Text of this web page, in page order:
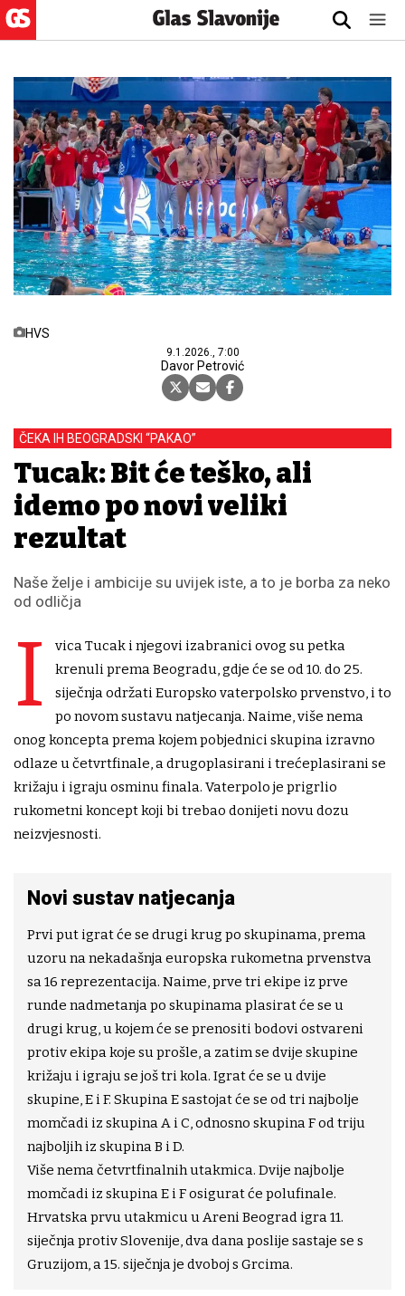
HVS
9.1.2026., 7:00
Davor Petrović
ČEKA IH BEOGRADSKI “PAKAO”
Tucak: Bit će teško, ali
idemo po novi veliki
rezultat
Naše želje i ambicije su uvijek iste, a to je borba za neko
od odličja
I
vica Tucak i njegovi izabranici ovog su petka
krenuli prema Beogradu, gdje će se od 10. do 25.
siječnja održati Europsko vaterpolsko prvenstvo, i to
po novom sustavu natjecanja. Naime, više nema
onog koncepta prema kojem pobjednici skupina izravno
odlaze u četvrtfinale, a drugoplasirani i trećeplasirani se
križaju i igraju osminu finala. Vaterpolo je prigrlio
rukometni koncept koji bi trebao donijeti novu dozu
neizvjesnosti.
Novi sustav natjecanja
Prvi put igrat će se drugi krug po skupinama, prema
uzoru na nekadašnja europska rukometna prvenstva
sa 16 reprezentacija. Naime, prve tri ekipe iz prve
runde nadmetanja po skupinama plasirat će se u
drugi krug, u kojem će se prenositi bodovi ostvareni
protiv ekipa koje su prošle, a zatim se dvije skupine
križaju i igraju se još tri kola. Igrat će se u dvije
skupine, E i F. Skupina E sastojat će se od tri najbolje
momčadi iz skupina A i C, odnosno skupina F od triju
najboljih iz skupina B i D.
Više nema četvrtfinalnih utakmica. Dvije najbolje
momčadi iz skupina E i F osigurat će polufinale.
Hrvatska prvu utakmicu u Areni Beograd igra 11.
siječnja protiv Slovenije, dva dana poslije sastaje se s
Gruzijom, a 15. siječnja je dvoboj s Grcima.